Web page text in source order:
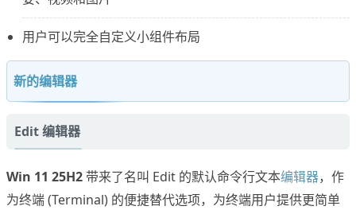
用户可以完全自定义小组件布局
新的编辑器
Edit 编辑器
Win 11 25H2带来了名叫 Edit 的默认命令行文本编辑器，作
为终端 (Terminal) 的便捷替代选项，为终端用户提供更简单